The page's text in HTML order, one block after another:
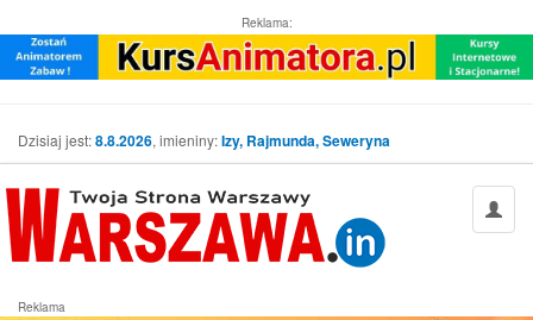
Reklama:
Dzisiaj jest:8.8.2026, imieniny:Izy, Rajmunda, Seweryna
Reklama